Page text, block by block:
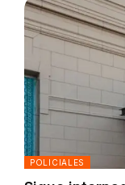
POLICIALES